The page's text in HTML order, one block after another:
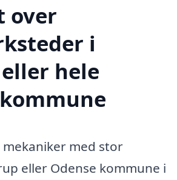
over
i
hele
med stor
eller Odense kommune i